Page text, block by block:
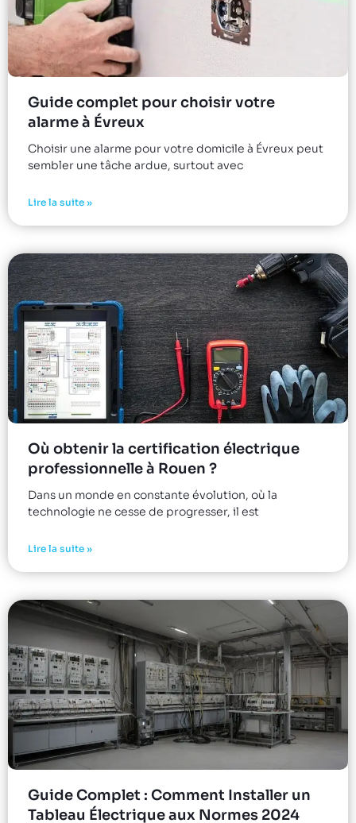
Guide complet pour choisir votre
alarme à Évreux
Choisir une alarme pour votre domicile à Évreux peut
sembler une tâche ardue, surtout avec
Lire la suite »
Où obtenir la certification électrique
professionnelle à Rouen ?
Dans un monde en constante évolution, où la
technologie ne cesse de progresser, il est
Lire la suite »
Guide Complet : Comment Installer un
Tableau Électrique aux Normes 2024